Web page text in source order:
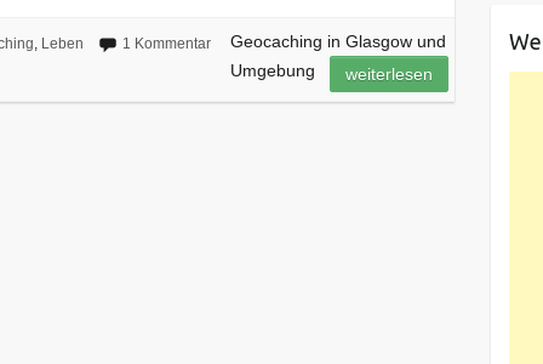
, Leben 1 Kommentar
Geocaching in Glasgow und
Umgebung
weiterlesen